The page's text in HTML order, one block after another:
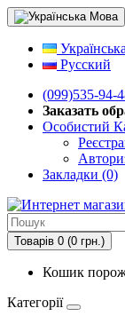
Мова
Українська
Русский
(099)535-94-
Заказать
Особистий
Закладки (0)
Товарів 0 (0 грн.)
Кошик
Категорії